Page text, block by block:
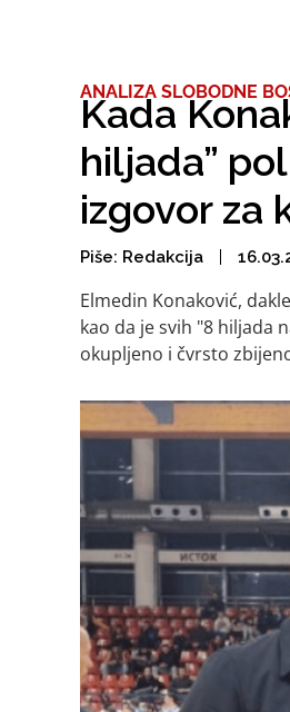
ANALIZA SLOBODNE
Kada
hiljada”
izgovor za
Piše: Redakcija
Elmedin Konaković,
kao da je svih "8 hiljada
okupljeno i čvrsto